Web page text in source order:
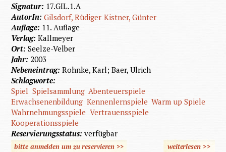
Signatur: 17.GIL.1.A
AutorIn:Gilsdorf, Rüdiger Kistner, Günter
Auflage: 11. Auflage
Verlag:Kallmeyer
Ort:Seelze-Velber
Jahr: 2003
Nebeneintrag:Rohnke, Karl; Baer, Ulrich
Schlagworte:
Spiel Spielsammlung Abenteuerspiele
Erwachsenenbildung Kennenlernspiele Warm up Spiele
Wahrnehmungsspiele Vertrauensspiele
Kooperationsspiele
Reservierungsstatus:verfügbar
bitte anmelden um zu reservieren >> weiterlesen>>